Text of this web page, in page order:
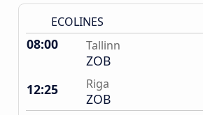
ECOLINES
08:00 Tallinn
ZOB
12:25
Riga
ZOB